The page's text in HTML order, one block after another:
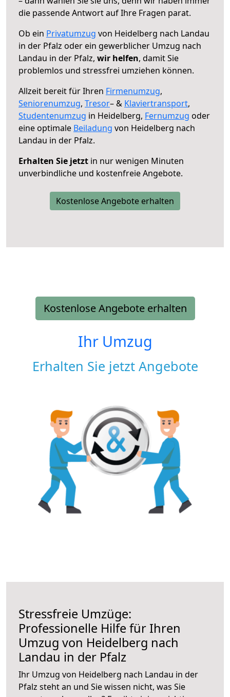
die passende Antwort auf Ihre Fragen parat.
Ob ein Privatumzug von Heidelberg nach Landau
in der Pfalz oder ein gewerblicher Umzug nach
Landau in der Pfalz, wir helfen, damit Sie
problemlos und stressfrei umziehen können.
Allzeit bereit für Ihren Firmenumzug,
Seniorenumzug, Tresor– & Klaviertransport,
Studentenumzug in Heidelberg, Fernumzug oder
eine optimale Beiladung von Heidelberg nach
Landau in der Pfalz.
Erhalten Sie jetzt in nur wenigen Minuten
unverbindliche und kostenfreie Angebote.
Kostenlose Angebote erhalten
Kostenlose Angebote erhalten
Ihr Umzug
Erhalten Sie jetzt Angebote
Stressfreie Umzüge:
Professionelle Hilfe für Ihren
Umzug von Heidelberg nach
Landau in der Pfalz
Ihr Umzug von Heidelberg nach Landau in der
Pfalz steht an und Sie wissen nicht, was Sie